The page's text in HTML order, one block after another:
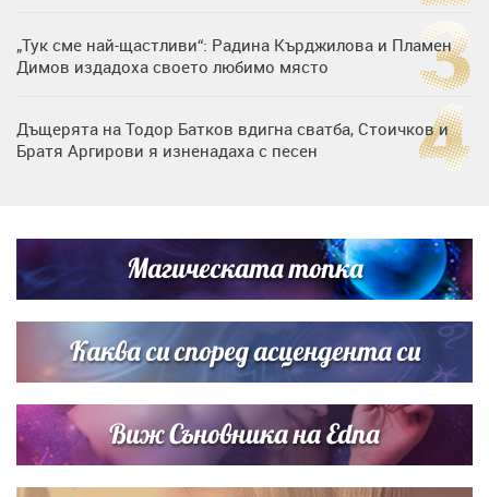
„Тук сме най-щастливи“: Радина Кърджилова и Пламен
Димов издадоха своето любимо място
Дъщерята на Тодор Батков вдигна сватба, Стоичков и
Братя Аргирови я изненадаха с песен
Списъкът е ясен: Джей Ло и Риана във ВИП гостите на
сватбата на Роналдо
Магическата топка
Каква си според асцендента си
Виж Съновника на Edna